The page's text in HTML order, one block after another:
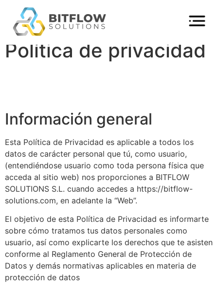
Política de privacidad
Información general
Esta Política de Privacidad es aplicable a todos los
datos de carácter personal que tú, como usuario,
(entendiéndose usuario como toda persona física que
acceda al sitio web) nos proporciones a BITFLOW
SOLUTIONS S.L. cuando accedes a https://bitflow-
solutions.com, en adelante la “Web”.
El objetivo de esta Política de Privacidad es informarte
sobre cómo tratamos tus datos personales como
usuario, así como explicarte los derechos que te asisten
conforme al Reglamento General de Protección de
Datos y demás normativas aplicables en materia de
protección de datos